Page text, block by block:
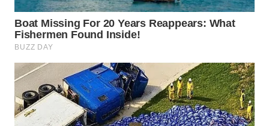
TAPANULI
TENGAH
WN DELI
SERDANG
WN
TEBING
TINGGI